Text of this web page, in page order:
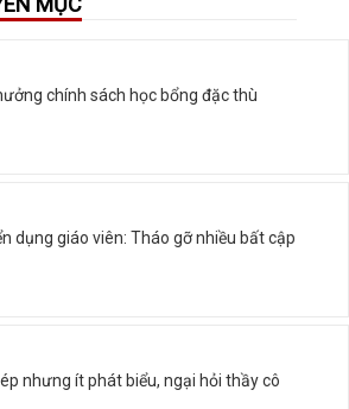
chính sách học bổng đặc thù
dụng giáo viên: Tháo gỡ nhiều bất cập
nhưng ít phát biểu, ngại hỏi thầy cô